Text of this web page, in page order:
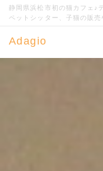
静岡県浜松市初の猫カフェ♪
ペットシッター、子猫の販
Adagio